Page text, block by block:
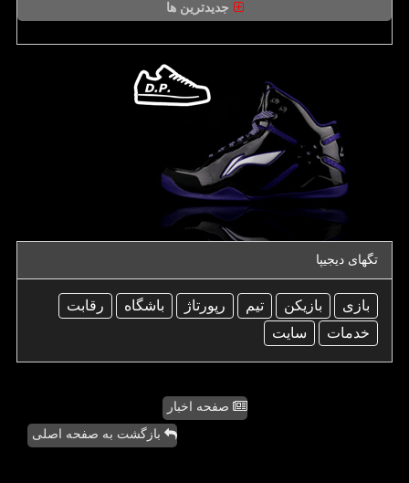
جدیدترین ها
تگهای دیجیپا
بازی بازیكن تیم رپورتاژ باشگاه
رقابت
خدمات
سایت
صفحه اخبار
بازگشت به صفحه اصلی